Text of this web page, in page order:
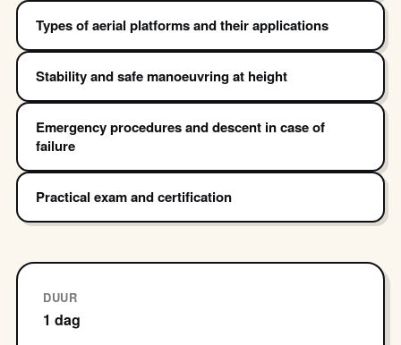
Types of aerial platforms and their applications
Stability and safe manoeuvring at height
Emergency procedures and descent in case of
failure
Practical exam and certification
DUUR
1 dag